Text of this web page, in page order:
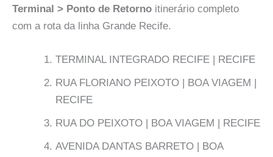
Terminal > Ponto de Retorno itinerário completo
com a rota da linha Grande Recife.
TERMINAL INTEGRADO RECIFE | RECIFE
RUA FLORIANO PEIXOTO | BOA VIAGEM |
RECIFE
RUA DO PEIXOTO | BOA VIAGEM | RECIFE
AVENIDA DANTAS BARRETO | BOA